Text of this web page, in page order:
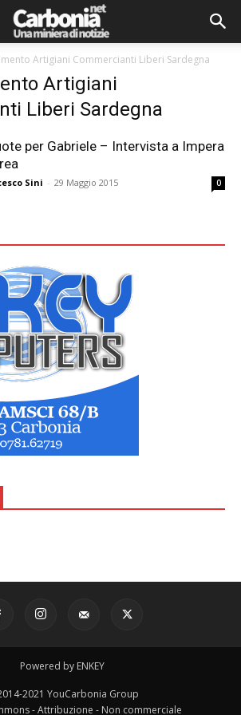
Artigiani Commercianti Liberi Sardegna
Artigiani
Liberi Sardegna
per Gabriele – Intervista a Impera
Sini - 29 Maggio 2015 0
Powered by ENKEY
2021 YouCarbonia Group
- Attribuzione - Non commerciale